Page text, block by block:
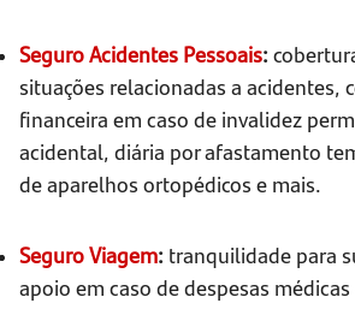
Seguro Acidentes Pessoais:
situações relacionadas a acidentes,
financeira em caso de invalidez
acidental, diária por afastamento
de aparelhos ortopédicos e mais.
Seguro Viagem: tranquilidade para
apoio em caso de despesas